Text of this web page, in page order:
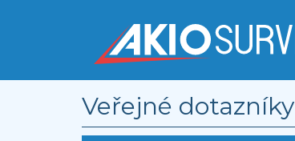
Veřejné dotazníky